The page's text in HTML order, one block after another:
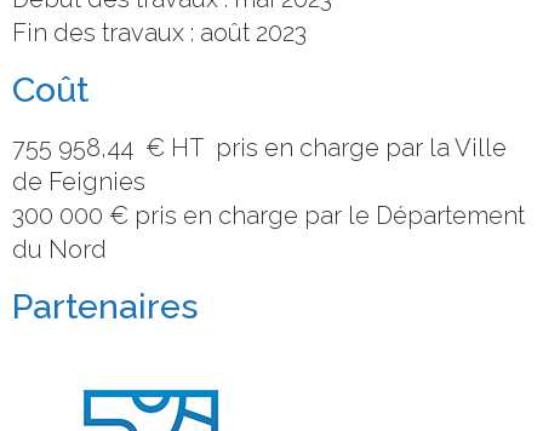
Fin des travaux : août 2023
Coût
755 958,44 € HT pris en charge par la Ville
de Feignies
300 000 € pris en charge par le Département
du Nord
Partenaires